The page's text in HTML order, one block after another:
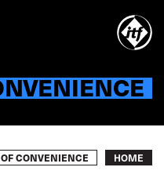
main
Breadcrumb
HOME
CONVENIENCE